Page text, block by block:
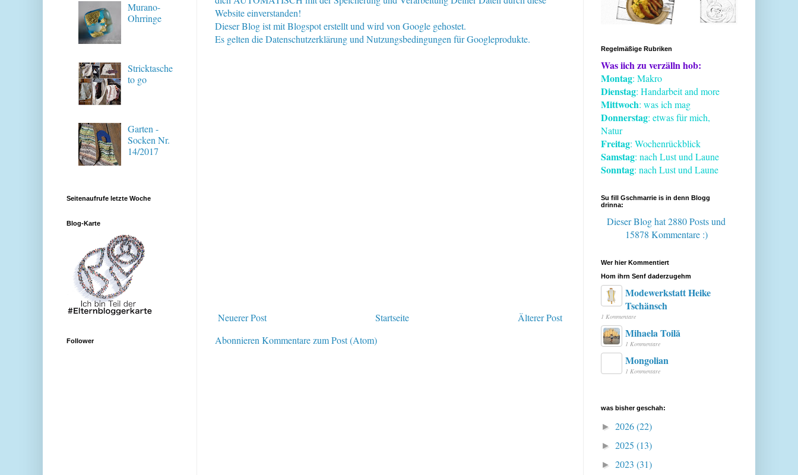
Website einverstanden!
Dieser Blog ist mit Blogspot erstellt und wird von Google gehostet.
Es gelten die Datenschutzerklärung und Nutzungsbedingungen für Googleprodukte.
Neuerer Post Älterer Post
Startseite
Abonnieren Kommentare zum Post (Atom)
Murano-
Ohrringe
Stricktasche
to go
Garten -
Socken Nr.
14/2017
Seitenaufrufe letzte Woche
Blog-Karte
Follower
Regelmäßige Rubriken
Was iich zu verzälln hob:
Montag: Makro
Dienstag: Handarbeit and more
Mittwoch: was ich mag
Donnerstag: etwas für mich,
Natur
Freitag: Wochenrückblick
Samstag: nach Lust und Laune
Sonntag: nach Lust und Laune
Su fill Gschmarrie is in denn Blogg
drinna:
Dieser Blog hat 2880 Postsund
15878 Kommentare :)
Wer hier Kommentiert
Hom ihrn Senf daderzugehm
Modewerkstatt Heike
Tschänsch
1 Kommentare
Mihaela Toilă
1 Kommentare
Mongolian
1 Kommentare
was bisher geschah:
► 2026(22)
► 2025 (13)
► 2023 (31)